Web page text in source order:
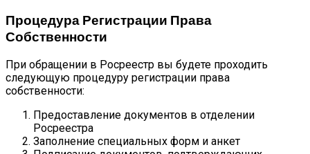
Процедура Регистрации Права
Собственности
При обращении в Росреестр вы будете проходить
следующую процедуру регистрации права
собственности:
Предоставление документов в отделении
Росреестра
Заполнение специальных форм и анкет